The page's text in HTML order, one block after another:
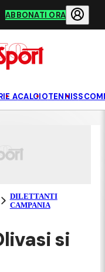
ABBONATI ORA
ACALCIOTENNIS
DILETTANTI
CAMPANIA
si